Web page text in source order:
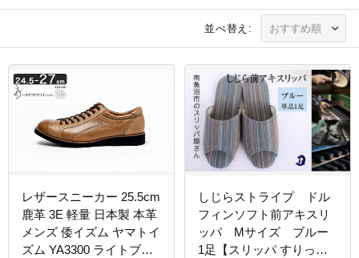
並べ替え:
レザースニーカー 25.5cm
鹿革 3E 軽量 日本製 本革
メンズ 倭イズム ヤマトイ
ズム YA3300 ライトブラ
しじらストライプ ドル
フィンソフト前アキスリ
ッパ Mサイズ ブルー
1足【スリッパ すりっぱ